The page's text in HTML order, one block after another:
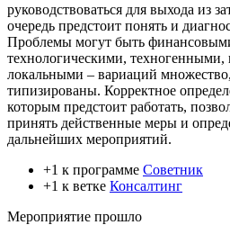
руководствоваться для выхода из
очередь предстоит понять и
Проблемы могут быть
технологическими,
локальными – вариаций
типизированы. Корректное
которым предстоит работать,
принять действенные меры и
дальнейших мероприятий.
+1 к программе Советник
+1 к ветке Консалтинг
Мероприятие прошло